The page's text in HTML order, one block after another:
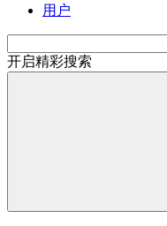
用户
开启精彩搜索